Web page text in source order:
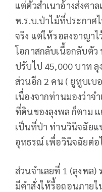
แต่ตัวสำเนาอ้างส่งศา
พ.ร.บ.ป่าไม้ที่ประกาศ
จริง แต่ให้รอลงอาญา
โอกาสกลับเนื้อกลับตัว
ปรับไป 45,000 บาท
ส่วนอีก 2 คน ( ยูทูบเบ
เนื่องจากท่านมองว่าจ
ที่ดินของลุงพล ก็ตาม
เป็นที่ป่า ท่านวินิจฉัยแ
อุทธรณ์ เพื่อวินิจฉัยต่อ
ส่วนจำเลยที่ 1 (ลุงพล
มีคำสั่งให้รื้อถอนภาย